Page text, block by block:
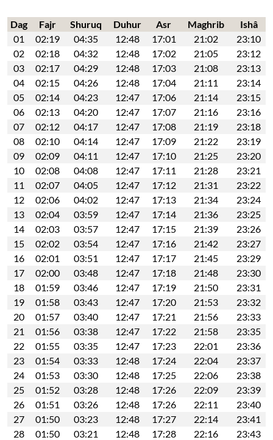
Dag Fajr Shuruq Duhur Asr Maghrib
Ishâ
01
02:19 04:35 12:48 17:01 21:02
23:10
02
02:18 04:32 12:48 17:02 21:05
23:12
03
02:17 04:29 12:48 17:03 21:08
23:13
04
02:15 04:26 12:48 17:04 21:11
23:14
05
02:14 04:23 12:47 17:06 21:14
23:15
06
02:13 04:20 12:47 17:07 21:16
23:16
07
02:12 04:17 12:47 17:08 21:19
23:18
08
02:10 04:14 12:47 17:09 21:22
23:19
09
02:09 04:11 12:47 17:10 21:25
23:20
10
02:08 04:08 12:47 17:11 21:28
23:21
11
02:07 04:05 12:47 17:12 21:31
23:22
12
02:06 04:02 12:47 17:13 21:34
23:24
13
02:04 03:59 12:47 17:14 21:36
23:25
14
02:03 03:57 12:47 17:15 21:39
23:26
15
02:02 03:54 12:47 17:16 21:42
23:27
16
02:01 03:51 12:47 17:17 21:45
23:29
17
02:00 03:48 12:47 17:18 21:48
23:30
18
01:59 03:46 12:47 17:19 21:50
23:31
19
01:58 03:43 12:47 17:20 21:53
23:32
20
01:57 03:40 12:47 17:21 21:56
23:33
21
01:56 03:38 12:47 17:22 21:58
23:35
22
01:55 03:35 12:47 17:23 22:01
23:36
23
01:54 03:33 12:48 17:24 22:04
23:37
24
01:53 03:30 12:48 17:25 22:06
23:38
25
01:52 03:28 12:48 17:26 22:09
23:39
26
01:51 03:26 12:48 17:26 22:11
23:40
27
01:50 03:23 12:48 17:27 22:14
23:41
28
01:50 03:21 12:48 17:28 22:16
23:43